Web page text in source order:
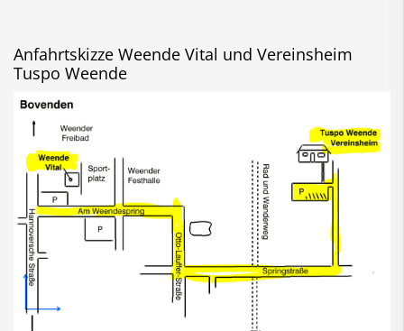
Anfahrtskizze Weende Vital und Vereinsheim
Tuspo Weende